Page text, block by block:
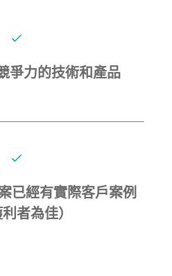
爭力的技術和產品​
已經有實際客戶案例
利者為佳）​